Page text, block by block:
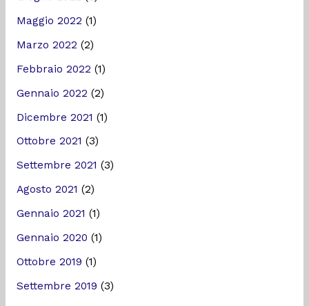
Maggio 2022 (1)
Marzo 2022 (2)
Febbraio 2022 (1)
Gennaio 2022 (2)
Dicembre 2021 (1)
Ottobre 2021 (3)
Settembre 2021 (3)
Agosto 2021 (2)
Gennaio 2021 (1)
Gennaio 2020 (1)
Ottobre 2019 (1)
Settembre 2019 (3)